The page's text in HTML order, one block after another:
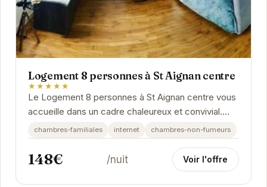
Logement 8 personnes à St Aignan centre
★★★★★
Le Logement 8 personnes à St Aignan centre vous
accueille dans un cadre chaleureux et convivial.
Situé à proximité des commerces et des...
chambres-familiales internet chambres-non-fumeurs
148€ /nuit Voir l'offre